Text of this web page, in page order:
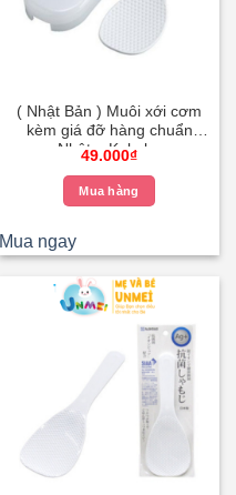
( Nhật Bản ) Muôi xới cơm
kèm giá đỡ hàng chuẩn
Nhật – Kokubo
49.000₫
Mua hàng
Mua ngay